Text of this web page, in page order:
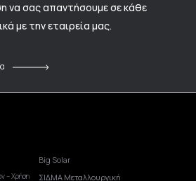
να σας απαντήσουμε σε κάθε
με την εταιρεία μας.
– Χρήση
Big Solar
ΣΙΔΜΑ Μεταλλουργική